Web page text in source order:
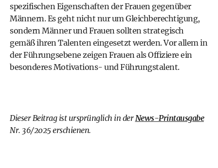
spezifischen Eigenschaften der Frauen gegenüber
Männern. Es geht nicht nur um Gleichberechtigung,
sondern Männer und Frauen sollten strategisch
gemäß ihren Talenten eingesetzt werden. Vor allem in
der Führungsebene zeigen Frauen als Offiziere ein
besonderes Motivations- und Führungstalent.
Dieser Beitrag ist ursprünglich in derNews-Printausgabe
Nr. 36/2025 erschienen.